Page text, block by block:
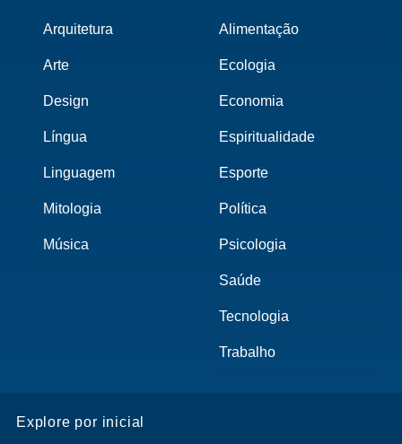
Arquitetura
Arte
Design
Língua
Linguagem
Mitologia
Música
Alimentação
Ecologia
Economia
Espiritualidade
Esporte
Política
Psicologia
Saúde
Tecnologia
Trabalho
Explore por inicial